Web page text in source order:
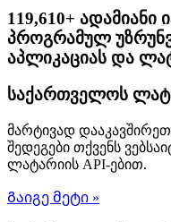
119,610+ ადამიანი
პროგრამულ
აპლიკაციას და
საქართველოს
მარტივად
შედეგები თქვენს
ლატარიის API-ებით.
Გაიგე მეტი »